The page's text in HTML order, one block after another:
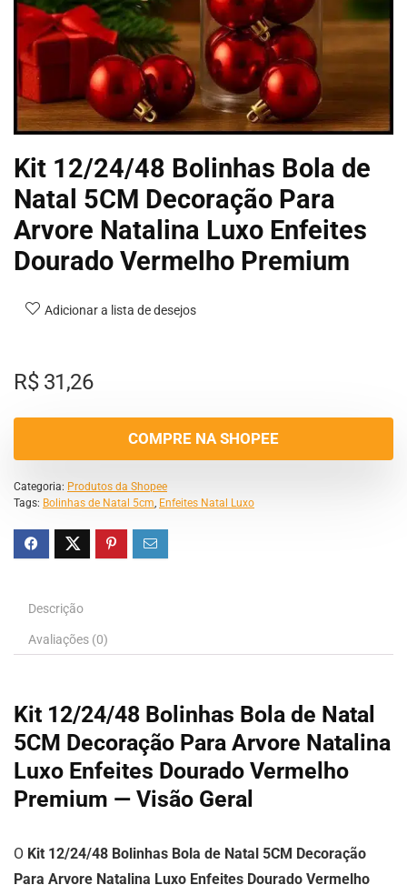
Kit 12/24/48 Bolinhas Bola de
Natal 5CM Decoração Para
Arvore Natalina Luxo Enfeites
Dourado Vermelho Premium
Adicionar a lista de desejos
R$31,26
COMPRE NA SHOPEE
Categoria: Produtos da Shopee
Tags: Bolinhas de Natal 5cm, Enfeites Natal Luxo
Descrição
Avaliações (0)
Kit 12/24/48 Bolinhas Bola de Natal
5CM Decoração Para Arvore Natalina
Luxo Enfeites Dourado Vermelho
Premium — Visão Geral
O Kit 12/24/48 Bolinhas Bola de Natal 5CM Decoração
Para Arvore Natalina Luxo Enfeites Dourado Vermelho